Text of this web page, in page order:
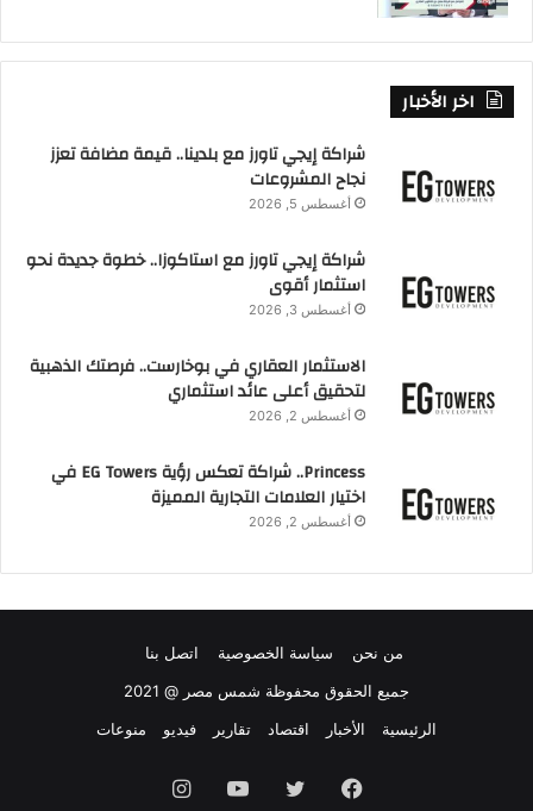
اخر الأخبار
شراكة إيجي تاورز مع بلدينا.. قيمة مضافة تعزز
نجاح المشروعات
أغسطس 5, 2026
شراكة إيجي تاورز مع استاكوزا.. خطوة جديدة نحو
استثمار أقوى
أغسطس 3, 2026
الاستثمار العقاري في بوخارست.. فرصتك الذهبية
لتحقيق أعلى عائد استثماري
أغسطس 2, 2026
Princess.. شراكة تعكس رؤية EG Towers في
اختيار العلامات التجارية المميزة
أغسطس 2, 2026
من نحن سياسة الخصوصية
اتصل بنا
جميع الحقوق محفوظة شمس مصر @ 2021
الرئيسية
الأخبار اقتصاد تقارير فيديو منوعات
فيسبوك تويتر يوتيوب